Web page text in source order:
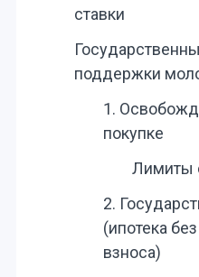
ставки
поддержки
1.
покупке
Лимиты
2.
(ипотека
взноса)